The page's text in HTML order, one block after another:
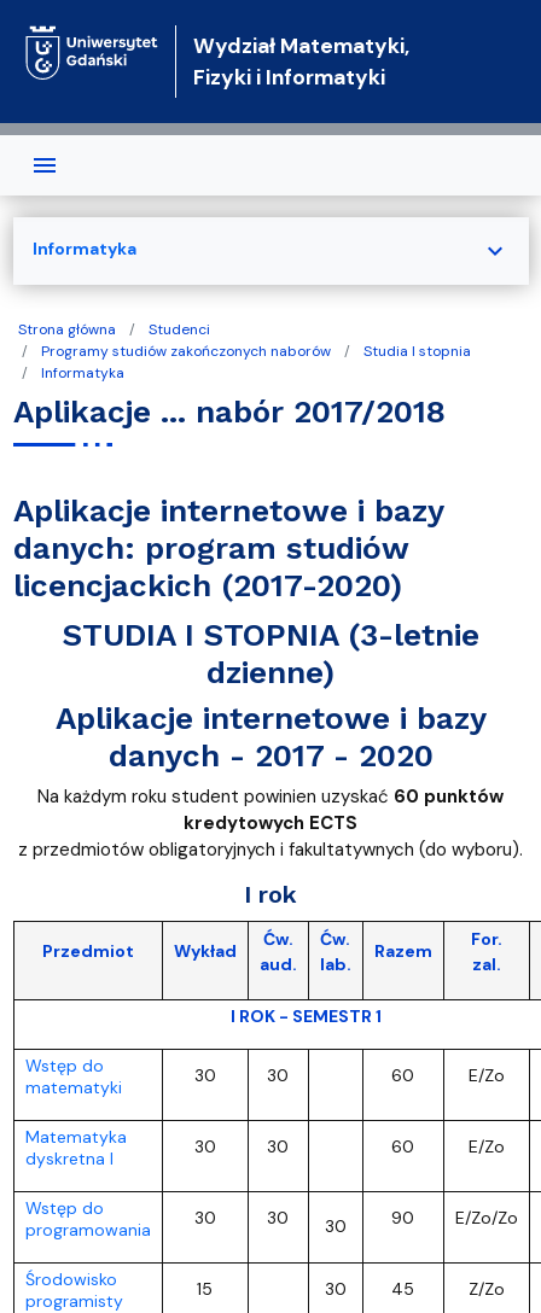
Wydział Matematyki,
Fizyki i Informatyki
Strona główna
Studenci
Programy studiów zakończonych naborów
Studia I stopnia
Informatyka
Aplikacje ... nabór 2017/2018
Aplikacje internetowe i bazy
danych: program studiów
licencjackich (2017-2020)
STUDIA I STOPNIA (3-letnie
dzienne)
Aplikacje internetowe i bazy
danych - 2017 - 2020
Na każdym roku student powinien uzyskać 60 punktów
kredytowych ECTS
z przedmiotów obligatoryjnych i fakultatywnych (do wyboru).
I rok
Przedmiot Wykład
Ćw.
aud.
Ćw.
lab.
Razem
For.
zal.
I ROK - SEMESTR 1
Wstęp do
matematyki
30 30 60 E/Zo
Matematyka
dyskretna I
30 30 60 E/Zo
Wstęp do
programowania
30 30 30 90 E/Zo/Zo
Środowisko
programisty
15 30 45 Z/Zo
Informatyka expand_more